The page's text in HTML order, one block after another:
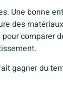
Une bonne
des
pour
gagner du